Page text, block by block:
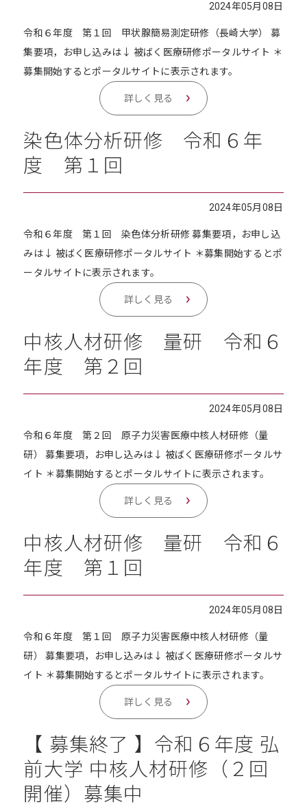
2024年05月08日
令和６年度 第１回 甲状腺簡易測定研修（長崎大学） 募
集要項，お申し込みは↓ 被ばく医療研修ポータルサイト ＊
募集開始するとポータルサイトに表示されます。
詳しく見る
染色体分析研修 令和６年
度 第１回
2024年05月08日
令和６年度 第１回 染色体分析研修 募集要項，お申し込
みは↓ 被ばく医療研修ポータルサイト ＊募集開始するとポ
ータルサイトに表示されます。
詳しく見る
中核人材研修 量研 令和６
年度 第２回
2024年05月08日
令和６年度 第２回 原子力災害医療中核人材研修（量
研） 募集要項，お申し込みは↓ 被ばく医療研修ポータルサ
イト ＊募集開始するとポータルサイトに表示されます。
詳しく見る
中核人材研修 量研 令和６
年度 第１回
2024年05月08日
令和６年度 第１回 原子力災害医療中核人材研修（量
研） 募集要項，お申し込みは↓ 被ばく医療研修ポータルサ
イト ＊募集開始するとポータルサイトに表示されます。
詳しく見る
【 募集終了 】令和６年度 弘
前大学 中核人材研修（２回
開催）募集中